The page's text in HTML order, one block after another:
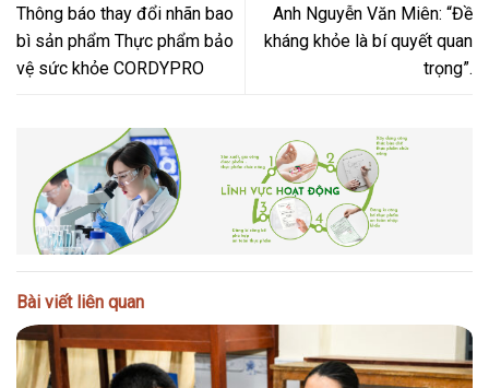
Thông báo thay đổi nhãn bao
bì sản phẩm Thực phẩm bảo
vệ sức khỏe CORDYPRO
Anh Nguyễn Văn Miên: “Đề
kháng khỏe là bí quyết quan
trọng”.
Bài viết liên quan